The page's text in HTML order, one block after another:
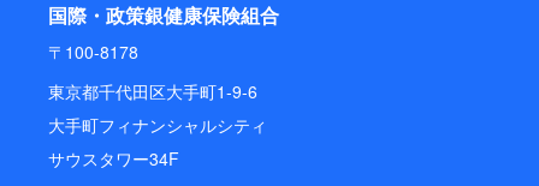
国際・政策銀健康保険組合
〒100-8178
東京都千代田区大手町1-9-6
大手町フィナンシャルシティ
サウスタワー34F